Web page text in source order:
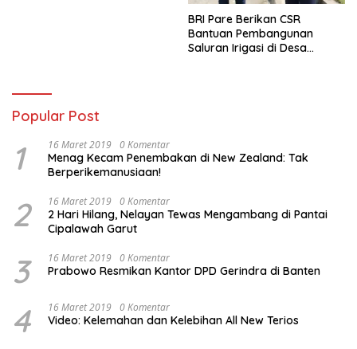
BRI Pare Berikan CSR
Bantuan Pembangunan
Saluran Irigasi di Desa
Popular Post
1 16 Maret 2019 0 Komentar
Menag Kecam Penembakan di New Zealand: Tak
Berperikemanusiaan!
2 16 Maret 2019 0 Komentar
2 Hari Hilang, Nelayan Tewas Mengambang di Pantai
Cipalawah Garut
3 16 Maret 2019 0 Komentar
Prabowo Resmikan Kantor DPD Gerindra di Banten
4 16 Maret 2019 0 Komentar
Video: Kelemahan dan Kelebihan All New Terios